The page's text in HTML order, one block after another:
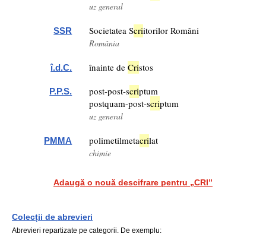
uz general
SSR Societatea Scriitorilor Români
România
î.d.C. înainte deCristos
P.P.S. post-post-scriptum
postquam-post-scriptum
uz general
PMMA polimetilmetacrilat
chimie
Adaugă o nouă descifrare pentru „CRI”
Colecții de abrevieri
Abrevieri repartizate pe categorii. De exemplu: